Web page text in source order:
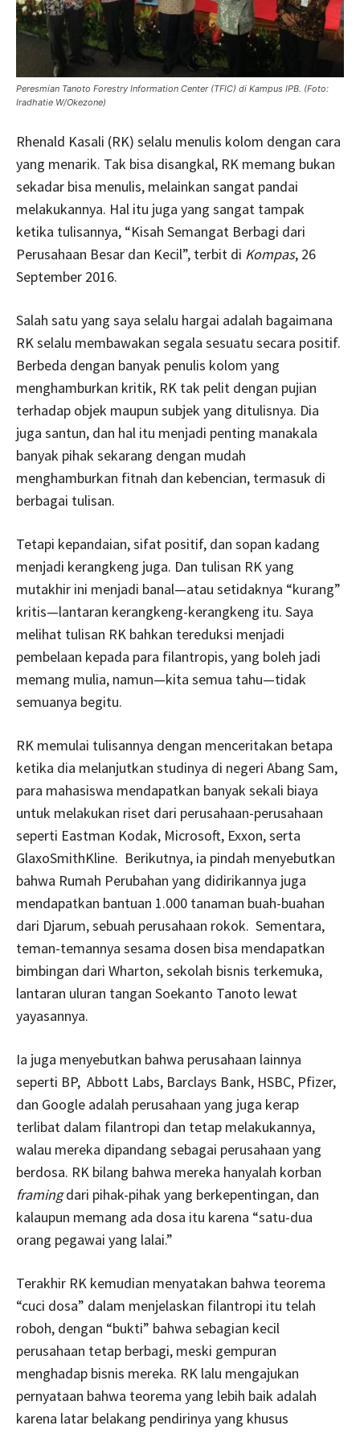
Peresmian Tanoto Forestry Information Center (TFIC) di Kampus IPB. (Foto:
Iradhatie W/Okezone)
Rhenald Kasali (RK) selalu menulis kolom dengan cara
yang menarik. Tak bisa disangkal, RK memang bukan
sekadar bisa menulis, melainkan sangat pandai
melakukannya. Hal itu juga yang sangat tampak
ketika tulisannya, “Kisah Semangat Berbagi dari
Perusahaan Besar dan Kecil”, terbit di Kompas, 26
September 2016.
Salah satu yang saya selalu hargai adalah bagaimana
RK selalu membawakan segala sesuatu secara positif.
Berbeda dengan banyak penulis kolom yang
menghamburkan kritik, RK tak pelit dengan pujian
terhadap objek maupun subjek yang ditulisnya. Dia
juga santun, dan hal itu menjadi penting manakala
banyak pihak sekarang dengan mudah
menghamburkan fitnah dan kebencian, termasuk di
berbagai tulisan.
Tetapi kepandaian, sifat positif, dan sopan kadang
menjadi kerangkeng juga. Dan tulisan RK yang
mutakhir ini menjadi banal—atau setidaknya “kurang”
kritis—lantaran kerangkeng-kerangkeng itu. Saya
melihat tulisan RK bahkan tereduksi menjadi
pembelaan kepada para filantropis, yang boleh jadi
memang mulia, namun—kita semua tahu—tidak
semuanya begitu.
RK memulai tulisannya dengan menceritakan betapa
ketika dia melanjutkan studinya di negeri Abang Sam,
para mahasiswa mendapatkan banyak sekali biaya
untuk melakukan riset dari perusahaan-perusahaan
seperti Eastman Kodak, Microsoft, Exxon, serta
GlaxoSmithKline. Berikutnya, ia pindah menyebutkan
bahwa Rumah Perubahan yang didirikannya juga
mendapatkan bantuan 1.000 tanaman buah-buahan
dari Djarum, sebuah perusahaan rokok. Sementara,
teman-temannya sesama dosen bisa mendapatkan
bimbingan dari Wharton, sekolah bisnis terkemuka,
lantaran uluran tangan Soekanto Tanoto lewat
yayasannya.
Ia juga menyebutkan bahwa perusahaan lainnya
seperti BP, Abbott Labs, Barclays Bank, HSBC, Pfizer,
dan Google adalah perusahaan yang juga kerap
terlibat dalam filantropi dan tetap melakukannya,
walau mereka dipandang sebagai perusahaan yang
berdosa. RK bilang bahwa mereka hanyalah korban
framingdari pihak-pihak yang berkepentingan, dan
kalaupun memang ada dosa itu karena “satu-dua
orang pegawai yang lalai.”
Terakhir RK kemudian menyatakan bahwa teorema
“cuci dosa” dalam menjelaskan filantropi itu telah
roboh, dengan “bukti” bahwa sebagian kecil
perusahaan tetap berbagi, meski gempuran
menghadap bisnis mereka. RK lalu mengajukan
pernyataan bahwa teorema yang lebih baik adalah
karena latar belakang pendirinya yang khusus